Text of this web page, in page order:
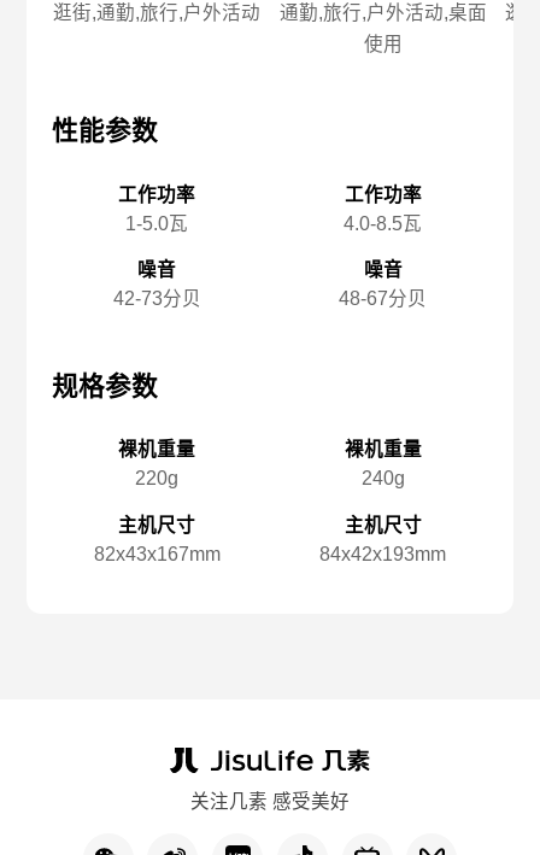
逛街,通勤,旅行,户外活动
性能参数
工作功率
1-5.0瓦
噪音
42-73分贝
规格参数
裸机重量
220g
主机尺寸
82x️43x️167mm
通勤,旅行,户外活动,桌面
使用
工作功率
4.0-8.5瓦
噪音
48-67分贝
裸机重量
240g
主机尺寸
84x️42x️193mm
逛
关注几素 感受美好